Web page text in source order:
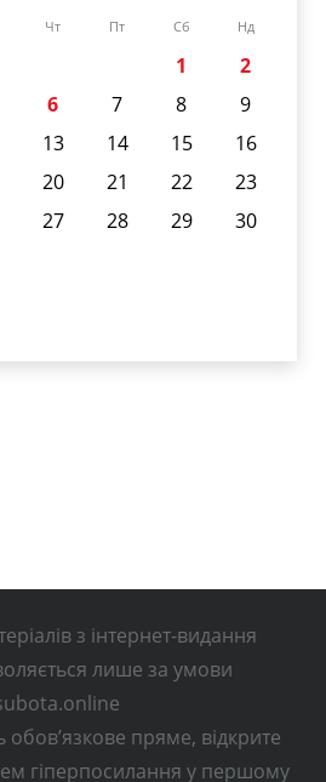
Чт Пт Сб Нд
1
2
6 7 8
9
13 14 15
16
20 21 22
23
27 28 29
30
з інтернет-видання
лише за умови
обов’язкове пряме, відкрите
гіперпосилання у першому